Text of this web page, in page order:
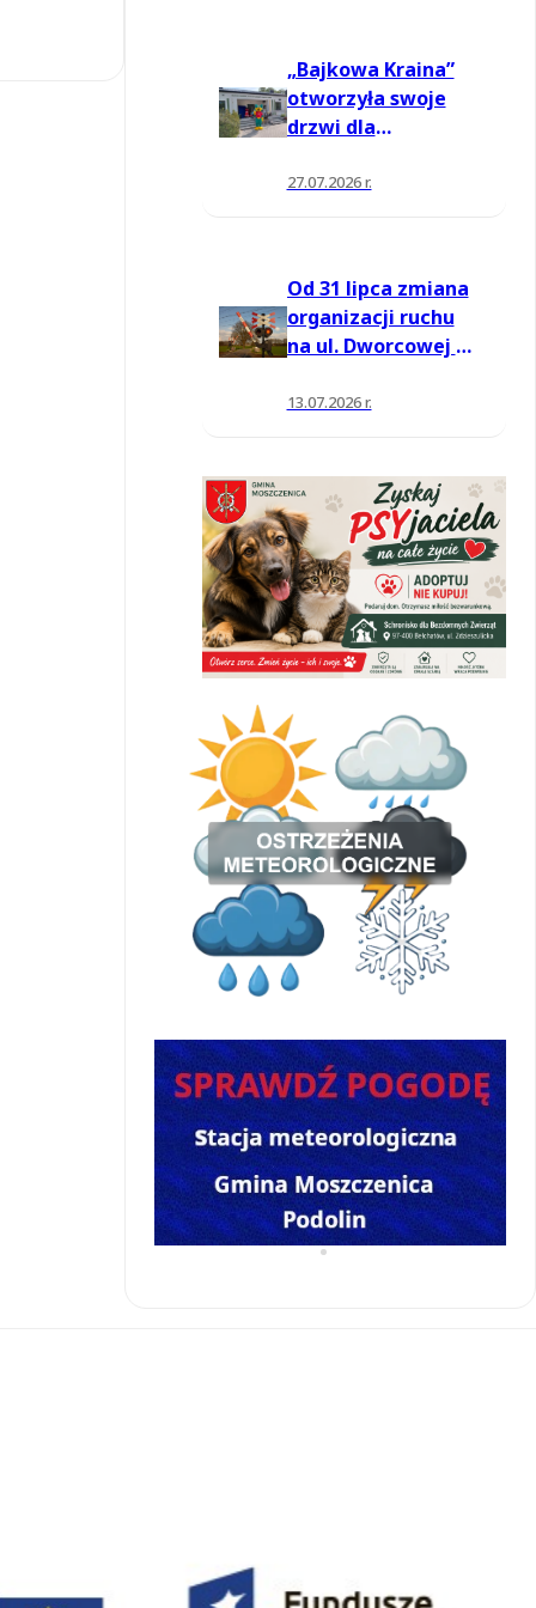
„Bajkowa Kraina”
otworzyła swoje
drzwi dla
27.07.2026 r.
Od 31 lipca zmiana
organizacji ruchu
na ul. Dworcowej w
13.07.2026 r.